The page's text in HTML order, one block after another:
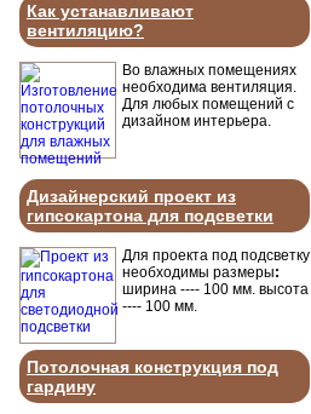
Как устанавливают
вентиляцию?
Во влажных помещениях
необходима вентиляция.
Для любых помещений с
дизайном интерьера.
Дизайнерский проект из
гипсокартона для подсветки
Для проекта под подсветку
необходимы размеры:
ширина ---- 100 мм. высота
---- 100 мм.
Потолочная конструкция под
гардину